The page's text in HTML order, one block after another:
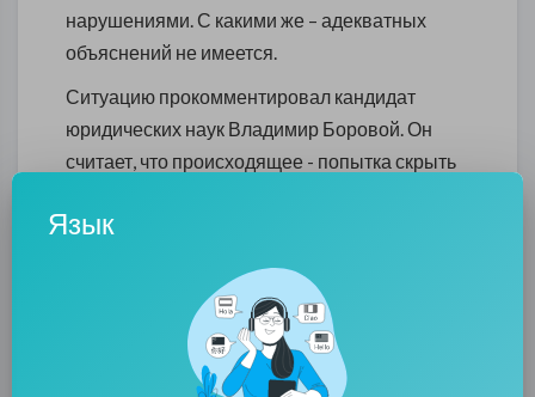
нарушениями. С какими же – адекватных
объяснений не имеется.
Ситуацию прокомментировал кандидат
юридических наук Владимир Боровой. Он
считает, что происходящее - попытка скрыть
поскольку «Родина» собирала все свои
«Отказ ГИК Санкт-Петербурга в
официальной регистрации ряда
кандидатов от партии «Родина» наглядно
Язык